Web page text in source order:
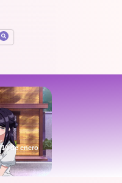
de enero